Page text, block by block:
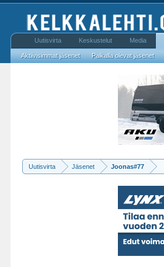
Uutisvirta Jäsenet Joonas#77
Uutisvirta Keskustelut Media
Aktiivisimmat jäsenet Paikalla olevat jäsenet